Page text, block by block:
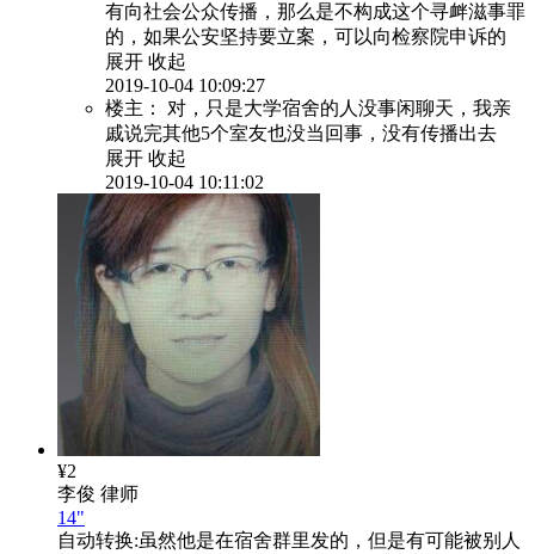
有向社会公众传播，那么是不构成这个寻衅滋事罪
的，如果公安坚持要立案，可以向检察院申诉的
展开 收起
2019-10-04 10:09:27
楼主：
对，只是大学宿舍的人没事闲聊天，我亲
戚说完其他5个室友也没当回事，没有传播出去
展开 收起
2019-10-04 10:11:02
¥2
李俊 律师
14"
自动转换:虽然他是在宿舍群里发的，但是有可能被别人